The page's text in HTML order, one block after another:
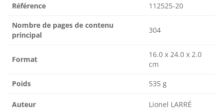
Référence 112525-20
Nombre de pages de contenu
principal
304
Format
16.0 x 24.0 x 2.0
cm
Poids 535 g
Auteur Lionel LARRÉ